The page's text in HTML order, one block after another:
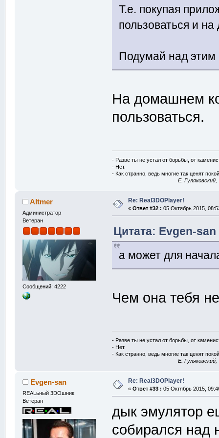
Т.е. покупая
пользоваться и
Подумай над этим
На домашнем
пользоваться.
- Разве ты не устал от борьбы, от
- Нет.
- Как странно, ведь многие так ценят
E.
Altmer
Администратор
Ветеран
Сообщений: 4222
Re: Real3DOPlayer!
« Ответ #32 : 05 Октябрь 2015,
Цитата: Evgen-
а может для
Чем она тебя
- Разве ты не устал от борьбы, от
- Нет.
- Как странно, ведь многие так ценят
E.
Evgen-san
REALьный 3DOшник
Ветеран
Re: Real3DOPlayer!
« Ответ #33 : 05 Октябрь 2015,
дык эмулятор
собирался